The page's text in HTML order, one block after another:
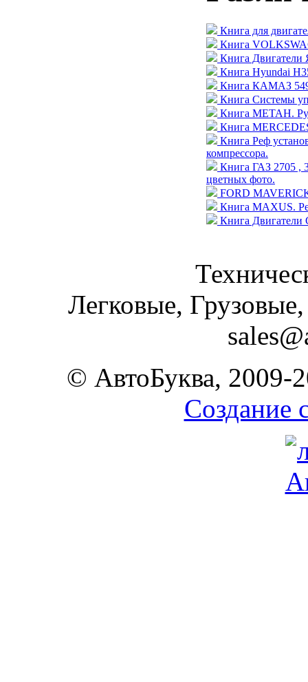
Книга для
Книга
Книга
Книга Hyundai
Книга КАМАЗ
Книга Системы
Книга МЕТАН.
Книга
Книга Реф
компрессора.
Книга ГАЗ 2705 ,
цветных фото.
FORD
Книга MAXUS.
Книга Двигатели
Легковые,
© АвтоБуква, 2009-
Создание